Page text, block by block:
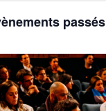
passés